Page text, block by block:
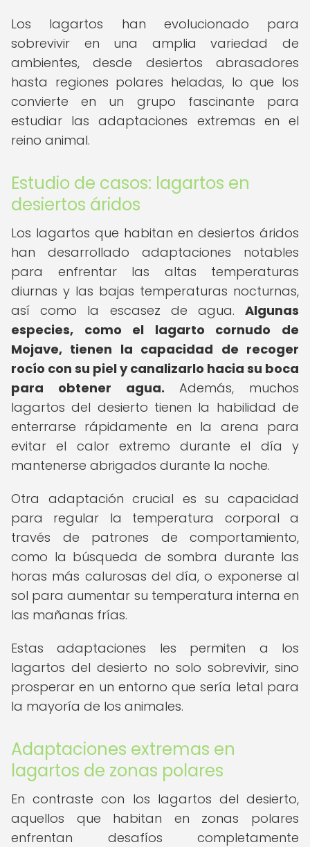
Los lagartos han evolucionado para
sobrevivir en una amplia variedad de
ambientes, desde desiertos abrasadores
hasta regiones polares heladas, lo que los
convierte en un grupo fascinante para
estudiar las adaptaciones extremas en el
reino animal.
Estudio de casos: lagartos en
desiertos áridos
Los lagartos que habitan en desiertos áridos
han desarrollado adaptaciones notables
para enfrentar las altas temperaturas
diurnas y las bajas temperaturas nocturnas,
así como la escasez de agua. Algunas
especies, como el lagarto cornudo de
Mojave, tienen la capacidad de recoger
rocío con su piel y canalizarlo hacia su boca
para obtener agua. Además, muchos
lagartos del desierto tienen la habilidad de
enterrarse rápidamente en la arena para
evitar el calor extremo durante el día y
mantenerse abrigados durante la noche.
Otra adaptación crucial es su capacidad
para regular la temperatura corporal a
través de patrones de comportamiento,
como la búsqueda de sombra durante las
horas más calurosas del día, o exponerse al
sol para aumentar su temperatura interna en
las mañanas frías.
Estas adaptaciones les permiten a los
lagartos del desierto no solo sobrevivir, sino
prosperar en un entorno que sería letal para
la mayoría de los animales.
Adaptaciones extremas en
lagartos de zonas polares
En contraste con los lagartos del desierto,
aquellos que habitan en zonas polares
enfrentan desafíos completamente